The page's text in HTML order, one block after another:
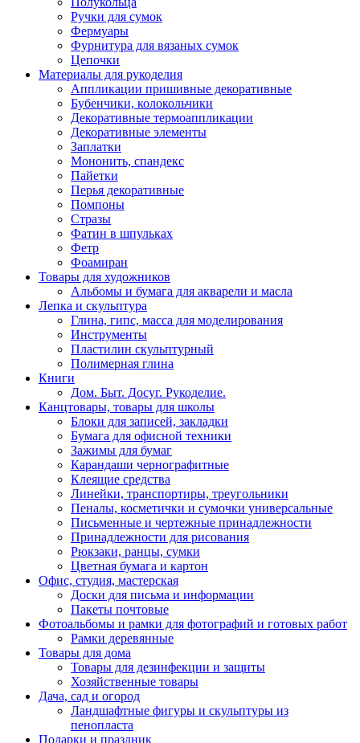
Ручки для сумок
Фермуары
Фурнитура для вязаных сумок
Цепочки
Материалы для рукоделия
Аппликации пришивные декоративные
Бубенчики, колокольчики
Декоративные термоаппликации
Декоративные элементы
Заплатки
Мононить, спандекс
Пайетки
Перья декоративные
Помпоны
Стразы
Фатин в шпульках
Фетр
Фоамиран
Товары для художников
Альбомы и бумага для акварели и масла
Лепка и скульптура
Глина, гипс, масса для моделирования
Инструменты
Пластилин скульптурный
Полимерная глина
Книги
Дом. Быт. Досуг. Рукоделие.
Канцтовары, товары для школы
Блоки для записей, закладки
Бумага для офисной техники
Зажимы для бумаг
Карандаши чернографитные
Клеящие средства
Линейки, транспортиры, треугольники
Пеналы, косметички и сумочки универсальные
Письменные и чертежные принадлежности
Принадлежности для рисования
Рюкзаки, ранцы, сумки
Цветная бумага и картон
Офис, студия, мастерская
Доски для письма и информации
Пакеты почтовые
Фотоальбомы и рамки для фотографий и готовых работ
Рамки деревянные
Товары для дома
Товары для дезинфекции и защиты
Хозяйственные товары
Дача, сад и огород
Ландшафтные фигуры и скульптуры из
пенопласта
Подарки и праздник